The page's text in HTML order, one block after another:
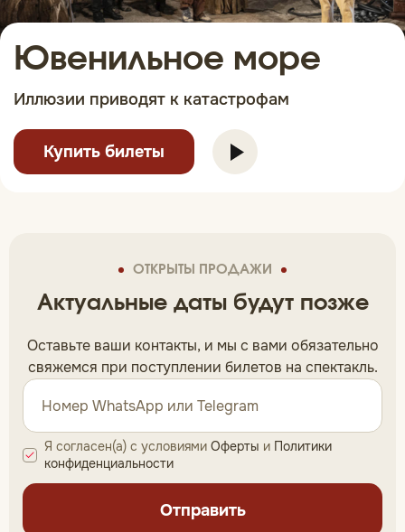
Ювенильное море
Иллюзии приводят к катастрофам
Купить билеты
ОТКРЫТЫ ПРОДАЖИ
Актуальные даты будут позже
Оставьте ваши контакты, и мы c вами обязательно
свяжемся при поступлении билетов на спектакль.
Отправить
Я согласен(а) с условиями Оферты и Политики
конфиденциальности